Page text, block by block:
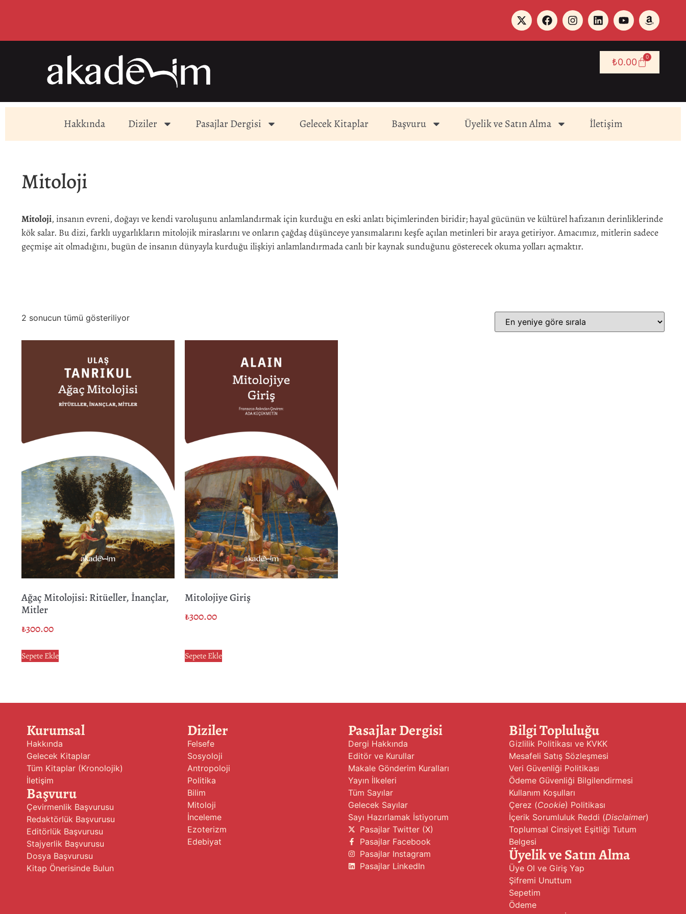
₺0.00 0
Hakkında Diziler Pasajlar Dergisi Gelecek Kitaplar Başvuru Üyelik ve Satın Alma İletişim
Mitoloji
Mitoloji, insanın evreni, doğayı ve kendi varoluşunu anlamlandırmak için kurduğu en eski anlatı biçimlerinden biridir; hayal gücünün ve kültürel hafızanın derinliklerinde
kök salar. Bu dizi, farklı uygarlıkların mitolojik miraslarını ve onların çağdaş düşünceye yansımalarını keşfe açılan metinleri bir araya getiriyor. Amacımız, mitlerin sadece
geçmişe ait olmadığını, bugün de insanın dünyayla kurduğu ilişkiyi anlamlandırmada canlı bir kaynak sunduğunu gösterecek okuma yolları açmaktır.
2 sonucun tümü gösteriliyor
Ağaç Mitolojisi: Ritüeller, İnançlar,
Mitler
₺300.00
Sepete Ekle
Mitolojiye Giriş
₺300.00
Sepete Ekle
Kurumsal
Hakkında
Gelecek Kitaplar
Tüm Kitaplar (Kronolojik)
İletişim
Başvuru
Çevirmenlik Başvurusu
Redaktörlük Başvurusu
Editörlük Başvurusu
Stajyerlik Başvurusu
Dosya Başvurusu
Kitap Önerisinde Bulun
Diziler
Felsefe
Sosyoloji
Antropoloji
Politika
Bilim
Mitoloji
İnceleme
Ezoterizm
Edebiyat
Pasajlar Dergisi
Dergi Hakkında
Editör ve Kurullar
Makale Gönderim Kuralları
Yayın İlkeleri
Tüm Sayılar
Gelecek Sayılar
Sayı Hazırlamak İstiyorum
Pasajlar Twitter (X)
Pasajlar Facebook
Pasajlar Instagram
Pasajlar LinkedIn
Bilgi Topluluğu
Gizlilik Politikası ve KVKK
Mesafeli Satış Sözleşmesi
Veri Güvenliği Politikası
Ödeme Güvenliği Bilgilendirmesi
Kullanım Koşulları
Çerez (Cookie) Politikası
İçerik Sorumluluk Reddi (Disclaimer)
Toplumsal Cinsiyet Eşitliği Tutum
Belgesi
Üyelik ve Satın Alma
Üye Ol ve Giriş Yap
Şifremi Unuttum
Sepetim
Ödeme